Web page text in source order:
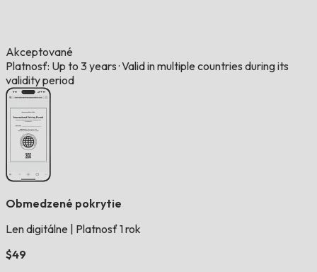
Akceptované
Platnosť: Up to 3 years ·Valid in multiple countries during its
validity period
Obmedzené pokrytie
Len digitálne
Platnosť 1 rok
$49